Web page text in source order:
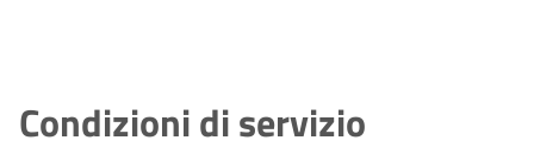
Condizioni di servizio